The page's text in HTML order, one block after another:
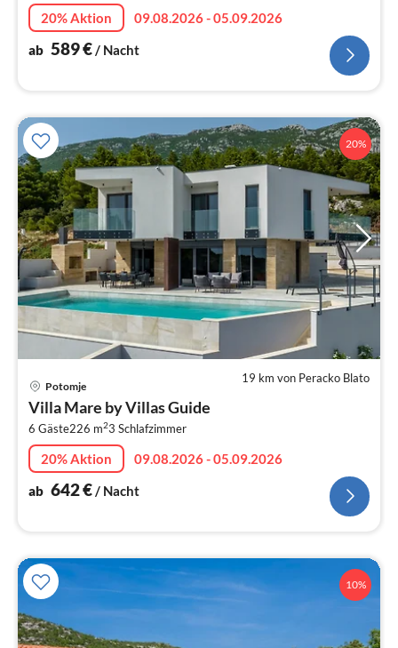
20% Aktion
09.08.2026 - 05.09.2026
ab 589€ / Nacht
20%
19 km von Peracko Blato
Potomje
Villa Mare by Villas Guide
6 Gäste226 m23 Schlafzimmer
20% Aktion
09.08.2026 - 05.09.2026
ab 642€/ Nacht
10%